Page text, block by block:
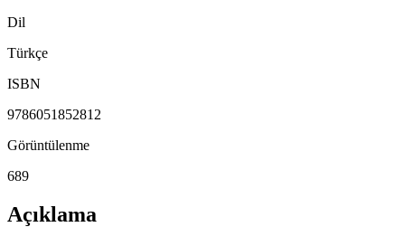
Dil
Türkçe
ISBN
9786051852812
Görüntülenme
689
Açıklama